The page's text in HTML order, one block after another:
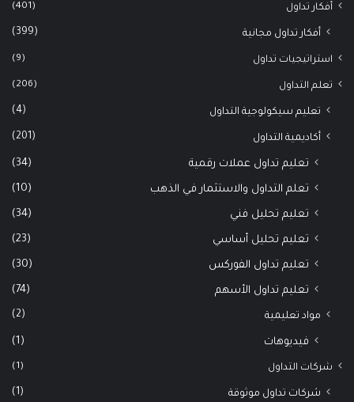
أفكار تداول (401)
أفكار تداول مجانية (399)
استراتيجيات تداول (9)
تعلم التداول (206)
تعليم سيكولوجية التداول (4)
أكاديمية التداول (201)
تعليم تداول عملات رقمية (34)
تعلم التداول والاستثمار في الذهب (10)
تعليم تحليل فني (34)
تعليم تحليل أساسي (23)
تعليم تداول الفوركس (30)
تعليم تداول الأسهم (74)
مواد تعليمية (2)
فيديوهات (1)
شركات التداول (1)
شركات تداول موثوقة (1)